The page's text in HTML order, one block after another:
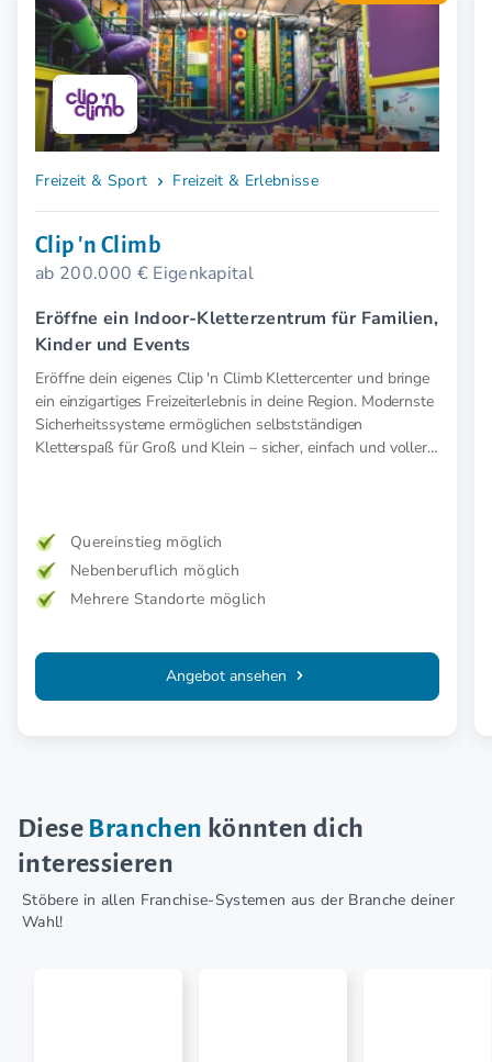
Freizeit & Sport Freizeit & Erlebnisse
Clip 'n Climb
ab 200.000 € Eigenkapital
Eröffne ein Indoor-Kletterzentrum für Familien,
Kinder und Events
Eröffne dein eigenes Clip 'n Climb Klettercenter und bringe
ein einzigartiges Freizeiterlebnis in deine Region. Modernste
Sicherheitssysteme ermöglichen selbstständigen
Kletterspaß für Groß und Klein – sicher, einfach und voller
Quereinstieg möglich
Nebenberuflich möglich
Mehrere Standorte möglich
Angebot ansehen
Diese Branchen könnten dich
interessieren
Stöbere in allen Franchise-Systemen aus der Branche deiner
Wahl!